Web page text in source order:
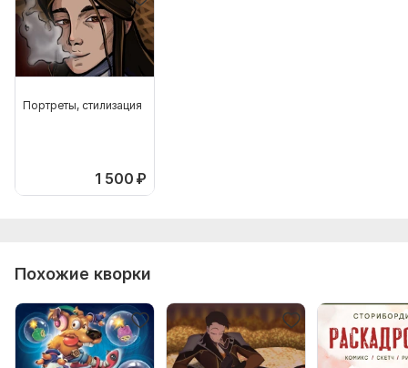
Портреты, стилизация
1 500 ₽
Похожие кворки